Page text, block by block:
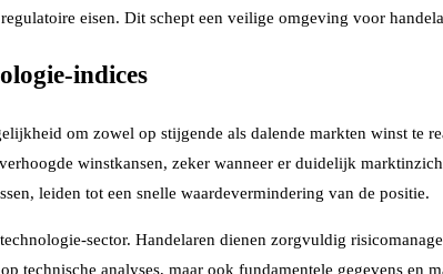
eisen. Dit schept een veilige omgeving voor
indices
om zowel op stijgende als dalende markten winst te
winstkansen, zeker wanneer er duidelijk
leiden tot een snelle waardevermindering van de positie.
sector. Handelaren dienen zorgvuldig
technische analyses, maar ook fundamentele gegevens en